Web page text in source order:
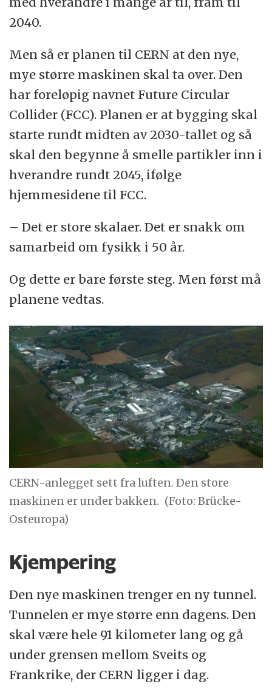
2040.
Men så er planen til CERN at den nye,
mye større maskinen skal ta over. Den
har foreløpig navnet Future Circular
Collider (FCC). Planen er at bygging skal
starte rundt midten av 2030-tallet og så
skal den begynne å smelle partikler inn i
hverandre rundt 2045, ifølge
hjemmesidene til FCC.
– Det er store skalaer. Det er snakk om
samarbeid om fysikk i 50 år.
Og dette er bare første steg. Men først må
planene vedtas.
CERN-anlegget sett fra luften. Den store
maskinen er under bakken. (Foto: Brücke-
Osteuropa)
Kjempering
Den nye maskinen trenger en ny tunnel.
Tunnelen er mye større enn dagens. Den
skal være hele 91 kilometer lang og gå
under grensen mellom Sveits og
Frankrike, der CERN ligger i dag.